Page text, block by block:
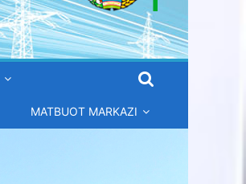
MATBUOT MARKAZI